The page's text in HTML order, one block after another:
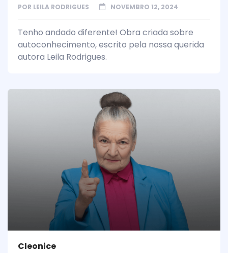
POR LEILA RODRIGUES NOVEMBRO 12, 2024
Tenho andado diferente! Obra criada sobre
autoconhecimento, escrito pela nossa querida
autora Leila Rodrigues.
Cleonice